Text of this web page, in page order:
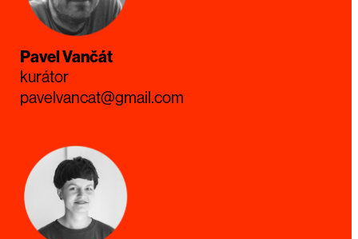
Pavel Vančát
kurátor
pavelvancat@gmail.com